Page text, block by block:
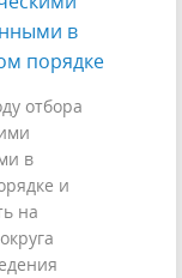
в
порядке
отбора
в
и
на